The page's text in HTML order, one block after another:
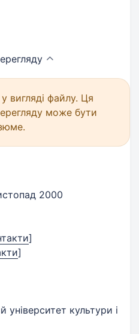
вигляді файлу. Ця
може бути
2000
]
]
університет культури і